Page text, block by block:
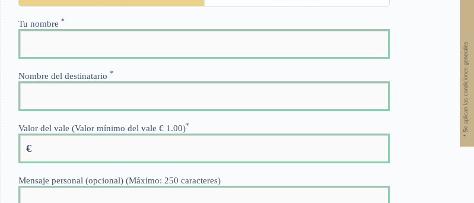
Tu nombre *
Nombre del destinatario *
Valor del vale (Valor mínimo del vale € 1.00)*
€
Mensaje personal (opcional) (Máximo: 250 caracteres)
* Se aplican las condiciones generales